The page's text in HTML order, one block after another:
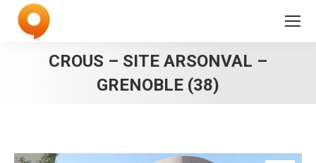
CROUS – SITE ARSONVAL –
GRENOBLE (38)